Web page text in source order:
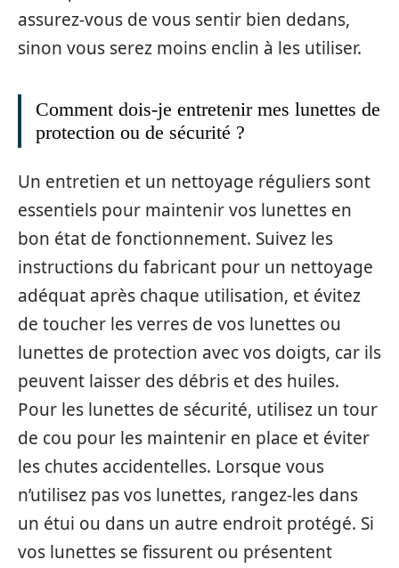
assurez-vous de vous sentir bien dedans,
sinon vous serez moins enclin à les utiliser.
Comment dois-je entretenir mes lunettes de
protection ou de sécurité ?
Un entretien et un nettoyage réguliers sont
essentiels pour maintenir vos lunettes en
bon état de fonctionnement. Suivez les
instructions du fabricant pour un nettoyage
adéquat après chaque utilisation, et évitez
de toucher les verres de vos lunettes ou
lunettes de protection avec vos doigts, car ils
peuvent laisser des débris et des huiles.
Pour les lunettes de sécurité, utilisez un tour
de cou pour les maintenir en place et éviter
les chutes accidentelles. Lorsque vous
n’utilisez pas vos lunettes, rangez-les dans
un étui ou dans un autre endroit protégé. Si
vos lunettes se fissurent ou présentent